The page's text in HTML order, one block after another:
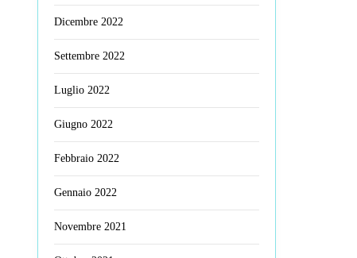
Dicembre 2022
Settembre 2022
Luglio 2022
Giugno 2022
Febbraio 2022
Gennaio 2022
Novembre 2021